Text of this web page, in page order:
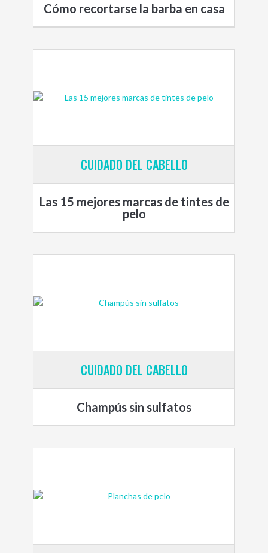
Cómo recortarse la barba en casa
CUIDADO DEL CABELLO
Las 15 mejores marcas de tintes de
pelo
CUIDADO DEL CABELLO
Champús sin sulfatos